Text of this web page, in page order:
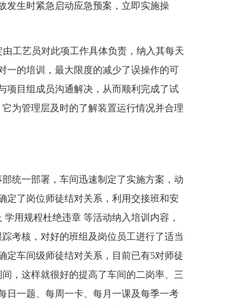
发生时紧急启动应急预案，立即实施操
工艺员对此项工作具体负责，纳入其每天
一的培训，最大限度的减少了误操作的可
项目组成员沟通解决，从而顺利完成了试
为管理层及时的了解装置运行情况并合理
统一部署，车间迅速制定了实施方案，动
定了岗位师徒结对关系，利用交接班和安
用规程杜绝违章 等活动纳入培训内容，
考核，对好的班组及岗位员工进行了适当
定车间级师徒结对关系，目前已有5对师徒
，这样就很好的提高了车间的二岗率、三
日一题、每周一卡、每月一课及每季一考